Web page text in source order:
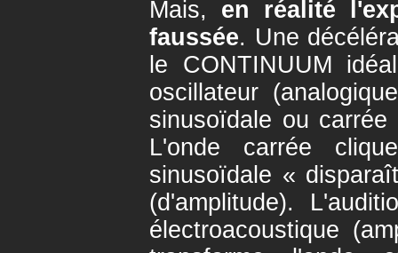
Mais, en réalité
faussée. Une
le CONTINUUM
oscillateur
sinusoïdale ou
L'onde carrée
sinusoïdale «
(d'amplitude).
électroacoustique